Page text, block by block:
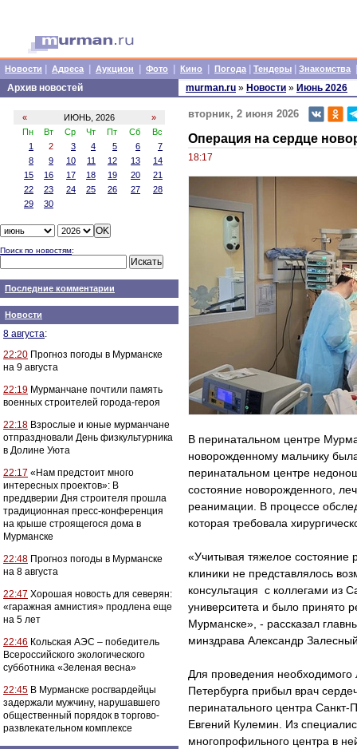
Новости Адреса Аукцион Фото Кино Погода Тендеры Знакомства
Архив новостей
« ИЮНЬ, 2026
»
Пн
Вт Ср Чт Пт Сб
Вс
1
2 3 4 5 6
7
8
9 10 11 12 13
14
15
16 17 18 19 20
21
22
23 24 25 26 27
28
29
30
Поиск по новостям:
Последние комментарии
Новости
8 августа:
22:20 Прогноз погоды в Мурманске
на 9 августа
22:19 Мурманчане почтили память
военных строителей города-героя
22:18 Взрослые и юные мурманчане
отпраздновали День физкультурника
в Долине Уюта
22:17 «Нам предстоит много
интересных проектов»: В
преддверии Дня строителя прошла
традиционная пресс-конференция
на крыше строящегося дома в
Мурманске
22:48 Прогноз погоды в Мурманске
на 8 августа
22:47 Хорошая новость для северян:
«гаражная амнистия» продлена еще
на 5 лет
22:46 Кольская АЭС – победитель
Всероссийского экологического
субботника «Зеленая весна»
22:45 В Мурманске росгвардейцы
задержали мужчину, нарушавшего
общественный порядок в торгово-
развлекательном комплексе
murman.ru » Новости » Июнь 2026
вторник, 2 июня 2026
Операция на сердце
18:17
В перинатальном центре
новорожденному мальчику
перинатальном центре
состояние новорожденного,
реанимации. В процессе
которая требовала
«Учитывая тяжелое состояние
клиники не представлялось
консультация с коллегами из
университета и было принято
Мурманске», - рассказал
минздрава Александр
Для проведения
Петербурга прибыл врач
перинатального центра Санкт-
Евгений Кулемин. Из
многопрофильного центра в